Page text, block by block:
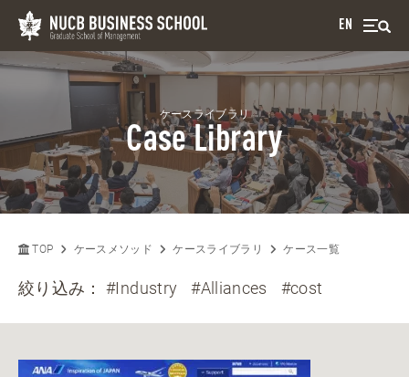
EN
ケースライブラリ
Case Library
TOP ケースメソッド ケースライブラリ ケース一覧
絞り込み：#Industry #Alliances #cost